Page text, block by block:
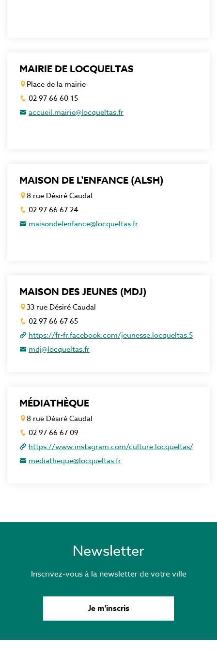
MAIRIE DE LOCQUELTAS
Place de la mairie
02 97 66 60 15
accueil.mairie@locqueltas.fr
MAISON DE L'ENFANCE (ALSH)
8 rue Désiré Caudal
02 97 66 67 24
maisondelenfance@locqueltas.fr
MAISON DES JEUNES (MDJ)
33 rue Désiré Caudal
02 97 66 67 65
https://fr-fr.facebook.com/jeunesse.locqueltas.5
mdj@locqueltas.fr
MÉDIATHÈQUE
8 rue Désiré Caudal
02 97 66 67 09
https://www.instagram.com/culture.locqueltas/
mediatheque@locqueltas.fr
Newsletter
Inscrivez-vous à la newsletter de votre ville
Je m'inscris